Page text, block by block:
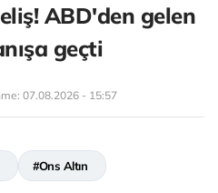
ABD'den gelen
geçti
07.08.2026 - 15:57
#Ons Altın